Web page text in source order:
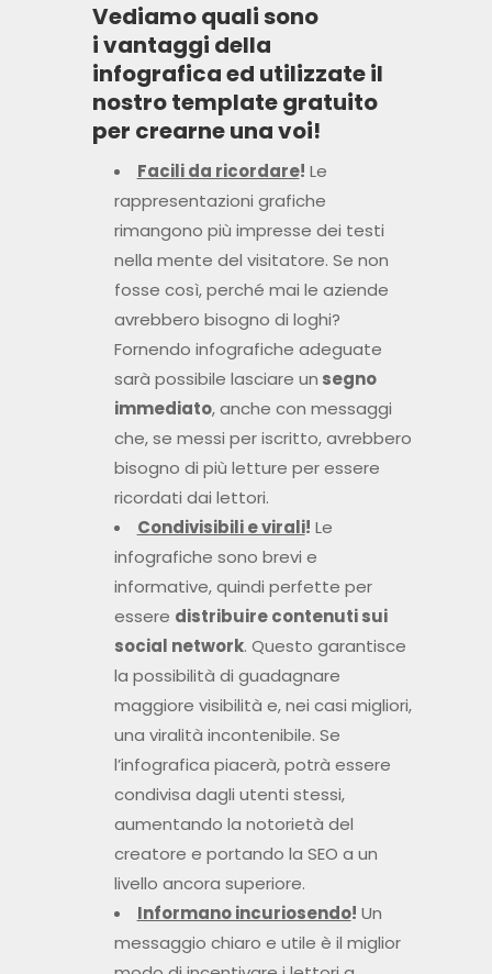
Vediamo quali sono
ivantaggi della
infograficaed utilizzate il
nostro template gratuito
per crearne una voi!
Facili da ricordare! Le
rappresentazioni grafiche
rimangono più impresse dei testi
nella mente del visitatore. Se non
fosse così, perché mai le aziende
avrebbero bisogno di loghi?
Fornendo infografiche adeguate
sarà possibile lasciare un segno
immediato, anche con messaggi
che, se messi per iscritto, avrebbero
bisogno di più letture per essere
ricordati dai lettori.
Condivisibili e virali! Le
infografiche sono brevi e
informative, quindi perfette per
essere distribuire contenuti sui
social network. Questo garantisce
la possibilità di guadagnare
maggiore visibilità e, nei casi migliori,
una viralità incontenibile. Se
l’infografica piacerà, potrà essere
condivisa dagli utenti stessi,
aumentando la notorietà del
creatore e portando la SEO a un
livello ancora superiore.
Informano incuriosendo! Un
messaggio chiaro e utile è il miglior